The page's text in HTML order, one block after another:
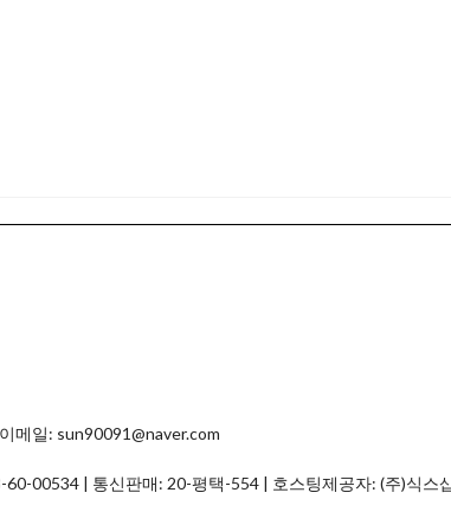
메일: sun90091@naver.com
60-00534 | 통신판매: 20-평택-554 | 호스팅제공자: (주)식스